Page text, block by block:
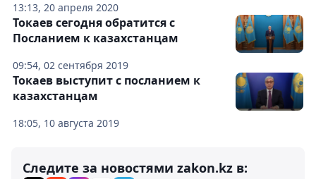
13:13, 20 апреля 2020
09:54, 02 сентября 2019
Токаев сегодня обратится с
Посланием к казахстанцам
18:05, 10 августа 2019
Токаев выступит с посланием к
казахстанцам
Следите за новостями zakon.kz в: